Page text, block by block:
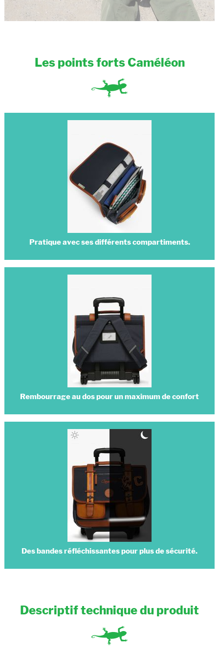
Les points forts Caméléon
Pratique avec ses différents compartiments.
Rembourrage au dos pour un maximum de confort
Des bandes réfléchissantes pour plus de sécurité.
Descriptif technique du produit